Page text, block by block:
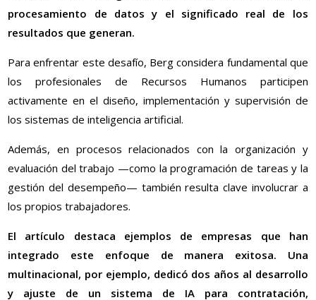
procesamiento de datos y el significado real de los
resultados que generan.
Para enfrentar este desafío, Berg considera fundamental que
los profesionales de Recursos Humanos participen
activamente en el diseño, implementación y supervisión de
los sistemas de inteligencia artificial.
Además, en procesos relacionados con la organización y
evaluación del trabajo —como la programación de tareas y la
gestión del desempeño— también resulta clave involucrar a
los propios trabajadores.
El artículo destaca ejemplos de empresas que han
integrado este enfoque de manera exitosa. Una
multinacional, por ejemplo, dedicó dos años al desarrollo
y ajuste de un sistema de IA para contratación,